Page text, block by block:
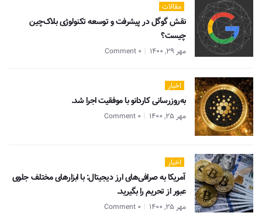
مقالات
نقش گوگل در پیشرفت و توسعه تکنولوژی بلاک‌چین
چیست؟
مهر 29, 1400 0 Comment
اخبار
به‌روزرسانی کاردانو با موفقیت اجرا شد.
مهر 25, 1400 0 Comment
اخبار
آمریکا به صرافی‌های ارز دیجیتال: با ابزارهای مختلف جلوی
عبور از تحریم را بگیرید.
مهر 25, 1400 0 Comment